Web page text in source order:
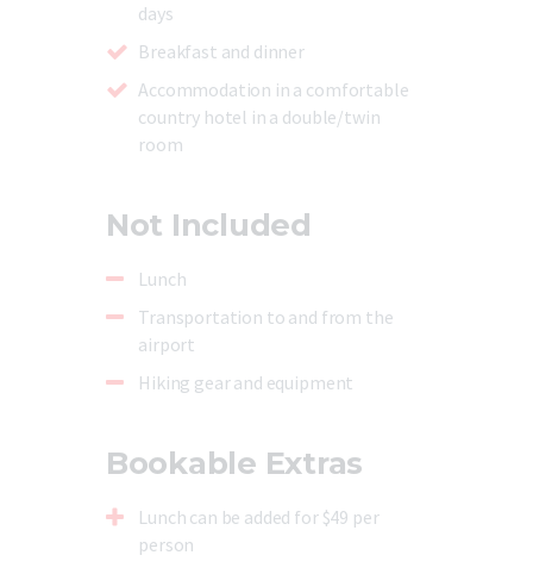
days
Breakfast and dinner
Accommodation in a comfortable
country hotel in a double/twin
room
Not Included
Lunch
Transportation to and from the
airport
Hiking gear and equipment
Bookable Extras
Lunch can be added for $49 per
person